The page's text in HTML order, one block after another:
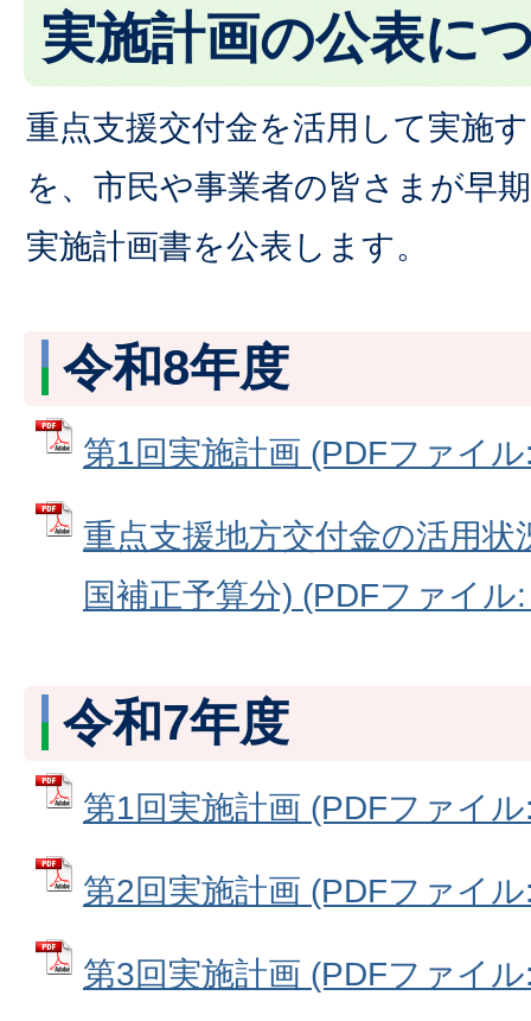
実施計画の公表に
重点支援交付金を活用して実施
を、市民や事業者の皆さまが早
実施計画書を公表します。
令和8年度
第1回実施計画 (PDFファイ
重点支援地方交付金の活用
国補正予算分) (PDFファイル
令和7年度
第1回実施計画 (PDFファイ
第2回実施計画 (PDFファイ
第3回実施計画 (PDFファイ